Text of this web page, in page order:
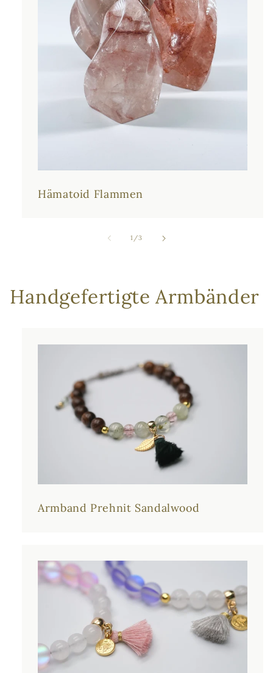
Hämatoid Flammen
1 /von
3
Handgefertigte Armbänder
Armband Prehnit Sandalwood